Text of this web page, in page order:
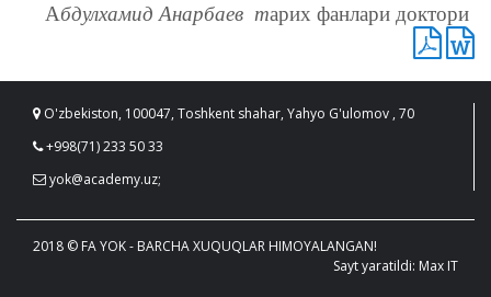
Абдулхамид Анарбаев тарих фанлари доктори
O'zbekiston, 100047, Toshkent shahar, Yahyo G'ulomov , 70
+998(71) 233 50 33
yok@academy.uz;
2018 © FA YOK - BARCHA XUQUQLAR HIMOYALANGAN!
Sayt yaratildi: Max IT